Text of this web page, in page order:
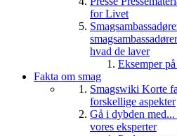
for Livet
hvad de laver
Eksemper
Fakta om smag
Smagswiki Korte
forskellige aspekter
Gå i dybden med...
vores eksperter